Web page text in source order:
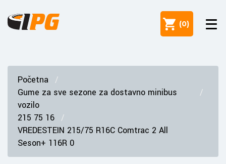
(0)
Početna
Gume za sve sezone za dostavno minibus
vozilo
215 75 16
VREDESTEIN 215/75 R16C Comtrac 2 All
Seson+ 116R 0